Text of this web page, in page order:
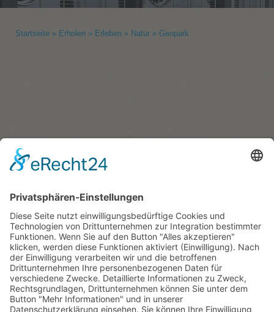
Startseite» Erholen» Erleben» Natur» Geopark